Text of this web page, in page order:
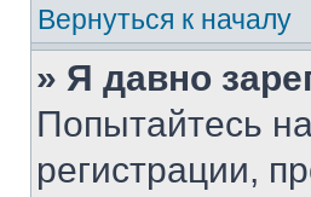
Вернуться к началу
» Я давно
Попытайтесь
регистрации,